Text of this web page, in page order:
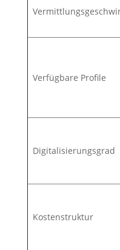
Verfügbare Profile
Digitalisierungsgrad
Kostenstruktur